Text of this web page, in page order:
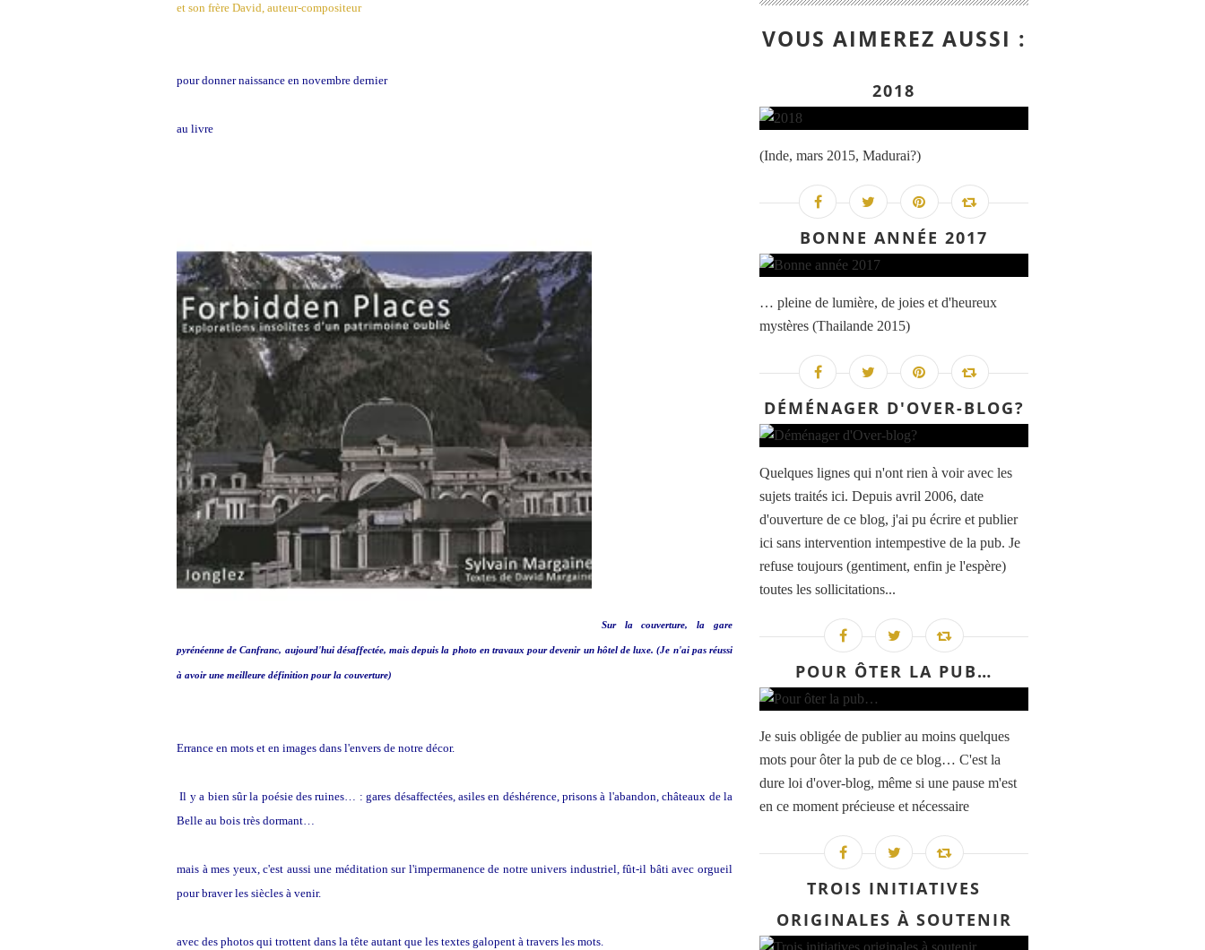
et son frère David, auteur-compositeur
pour donner naissance en novembre dernier
au livre
Sur la couverture, la gare
pyrénéenne de Canfranc, aujourd'hui désaffectée, mais depuis la photo en travaux pour devenir un hôtel de luxe. (Je n'ai pas réussi
à avoir une meilleure définition pour la couverture)
Errance en mots et en images dans l'envers de notre décor.
Il y a bien sûr la poésie des ruines… : gares désaffectées, asiles en déshérence, prisons à l'abandon, châteaux de la
Belle au bois très dormant…
mais à mes yeux, c'est aussi une méditation sur l'impermanence de notre univers industriel, fût-il bâti avec orgueil
pour braver les siècles à venir.
avec des photos qui trottent dans la tête autant que les textes galopent à travers les mots.
VOUS AIMEREZ AUSSI :
2018
(Inde, mars 2015, Madurai?)
BONNE ANNÉE 2017
… pleine de lumière, de joies et d'heureux
mystères (Thailande 2015)
DÉMÉNAGER D'OVER-BLOG?
Quelques lignes qui n'ont rien à voir avec les
sujets traités ici. Depuis avril 2006, date
d'ouverture de ce blog, j'ai pu écrire et publier
ici sans intervention intempestive de la pub. Je
refuse toujours (gentiment, enfin je l'espère)
toutes les sollicitations...
POUR ÔTER LA PUB…
Je suis obligée de publier au moins quelques
mots pour ôter la pub de ce blog… C'est la
dure loi d'over-blog, même si une pause m'est
en ce moment précieuse et nécessaire
TROIS INITIATIVES
ORIGINALES À SOUTENIR